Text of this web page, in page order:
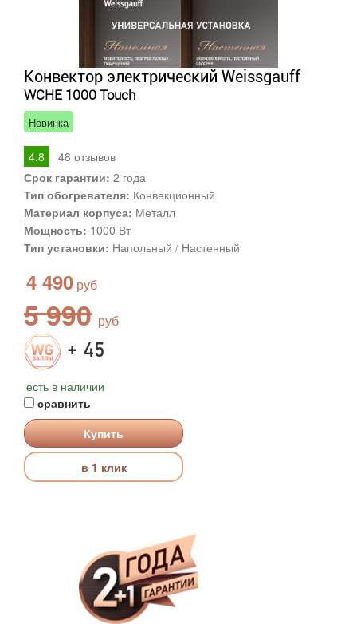
Конвектор электрический Weissgauff
WCHE 1000 Touch
Новинка
4.8 48 отзывов
Срок гарантии: 2 года
Тип обогревателя: Конвекционный
Материал корпуса: Металл
Мощность: 1000 Вт
Тип установки: Напольный / Настенный
4 490
5 990
+ 45
есть в наличии
сравнить
Купить
в 1 клик